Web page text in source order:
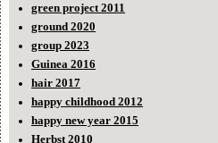
green project 2011
ground 2020
group 2023
Guinea 2016
hair 2017
happy childhood 2012
happy new year 2015
Herbst 2010